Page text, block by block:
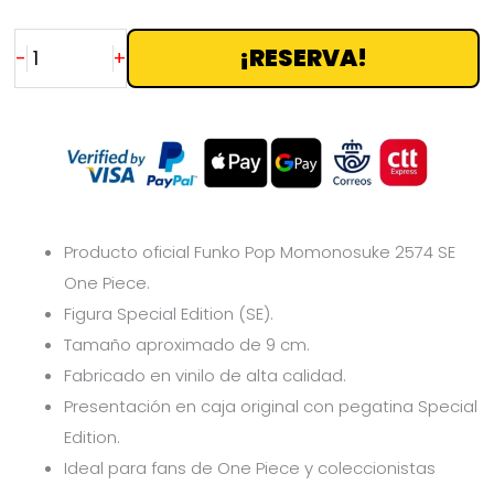
- + ¡RESERVA!
Producto oficial Funko Pop Momonosuke 2574 SE
One Piece.
Figura Special Edition (SE).
Tamaño aproximado de 9 cm.
Fabricado en vinilo de alta calidad.
Presentación en caja original con pegatina Special
Edition.
Ideal para fans de One Piece y coleccionistas